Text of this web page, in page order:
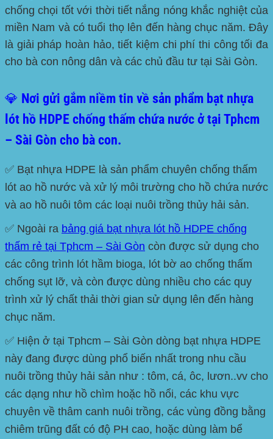
chống chọi tốt với thời tiết nắng nóng khắc nghiệt của
miền Nam và có tuổi thọ lên đến hàng chục năm. Đây
là giải pháp hoàn hảo, tiết kiệm chi phí thi công tối đa
cho bà con nông dân và các chủ đầu tư tại Sài Gòn.
💎 Nơi gửi gắm niềm tin về sản phẩm bạt nhựa
lót hồ HDPE chống thấm chứa nước ở tại Tphcm
– Sài Gòn cho bà con.
✅ Bạt nhựa HDPE là sản phẩm chuyên chống thấm
lót ao hồ nước và xử lý môi trường cho hồ chứa nước
và ao hồ nuôi tôm các loại nuôi trồng thủy hải sản.
✅ Ngoài ra bảng giá bạt nhựa lót hồ HDPE chống
thấm rẻ tại Tphcm – Sài Gòn còn được sử dụng cho
các công trình lót hầm bioga, lót bờ ao chống thấm
chống sụt lỡ, và còn được dùng nhiều cho các quy
trình xử lý chất thải thời gian sử dụng lên đến hàng
chục năm.
✅ Hiện ở tại Tphcm – Sài Gòn dòng bạt nhựa HDPE
này đang được dùng phổ biến nhất trong nhu cầu
nuôi trồng thủy hải sản như : tôm, cá, ôc, lươn..vv cho
các dạng như hồ chìm hoặc hồ nổi, các khu vực
chuyên về thâm canh nuôi trồng, các vùng đồng bằng
chiêm trũng đất có độ PH cao, hoặc dùng làm bể